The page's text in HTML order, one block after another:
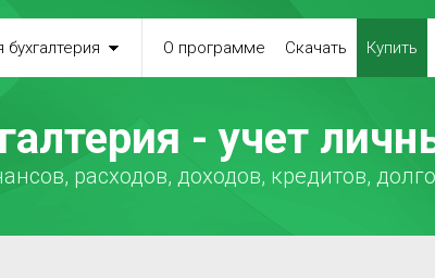
О программе Скачать Купить
- учет
расходов, доходов, кредитов,